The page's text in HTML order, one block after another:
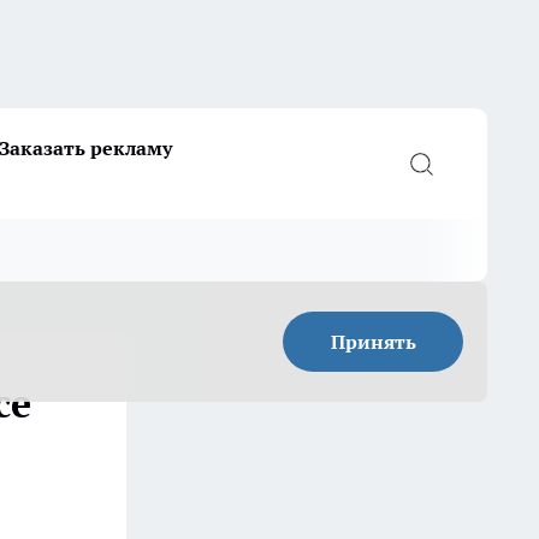
Заказать рекламу
Принять